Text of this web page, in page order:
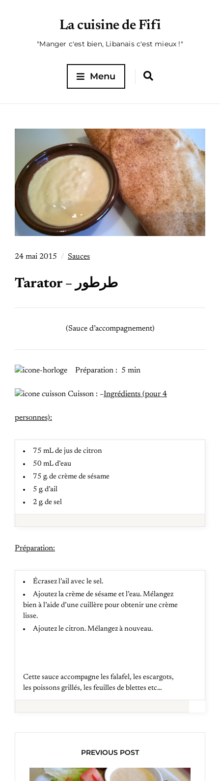
La cuisine de Fifi
"Manger c'est bien, Libanais c'est mieux !"
Menu
24 mai 2015 Sauces
Tarator – طرطور
(Sauce d’accompagnement)
Préparation : 5 min
Cuisson : –Ingrédients (pour 4
personnes):
75 mL de jus de citron
50 mL d’eau
75 g. de crème de sésame
5 g. d’ail
2 g. de sel
Préparation:
Écrasez l’ail avec le sel.
Ajoutez la crème de sésame et l’eau. Mélangez
bien à l’aide d’une cuillère pour obtenir une crème
lisse.
Ajoutez le citron. Mélangez à nouveau.
Cette sauce accompagne les falafel, les escargots,
les poissons grillés, les feuilles de blettes etc…
PREVIOUS POST